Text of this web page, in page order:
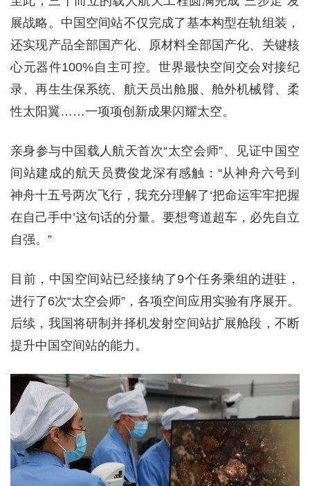
展战略。中国空间站不仅完成了基本构型在轨组装，
还实现产品全部国产化、原材料全部国产化、关键核
心元器件100%自主可控。世界最快空间交会对接纪
录、再生生保系统、航天员出舱服、舱外机械臂、柔
性太阳翼……一项项创新成果闪耀太空。
亲身参与中国载人航天首次“太空会师”、见证中国空
间站建成的航天员费俊龙深有感触：“从神舟六号到
神舟十五号两次飞行，我充分理解了‘把命运牢牢把握
在自己手中’这句话的分量。要想弯道超车，必先自立
自强。”
目前，中国空间站已经接纳了9个任务乘组的进驻，
进行了6次“太空会师”，各项空间应用实验有序展开。
后续，我国将研制并择机发射空间站扩展舱段，不断
提升中国空间站的能力。